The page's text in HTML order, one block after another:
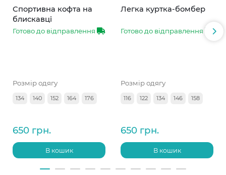
Спортивна кофта на
блискавці
Готово до відправлення
Розмір одягу
134 140 152 164 176
650 грн.
В кошик
Легка куртка-бомбер
Готово до відправлення
Розмір одягу
116 122 134 146 158
650 грн.
В кошик